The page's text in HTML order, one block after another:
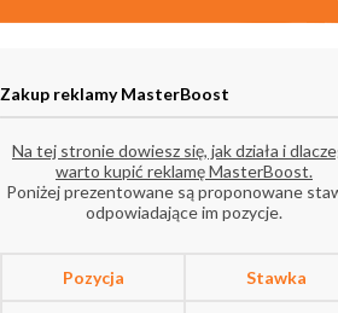
Zakup reklamy MasterBoost
Na tej stronie dowiesz się, jak działa i
warto kupić reklamę MasterBoost.
Poniżej prezentowane są proponowane
odpowiadające im pozycje.
Pozycja Stawka